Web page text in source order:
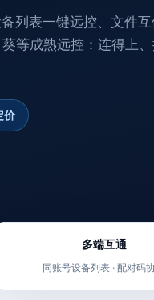
列表一键远控、文件互
等成熟远控：连得上、
价
多端互通
同账号设备列表 · 配对码